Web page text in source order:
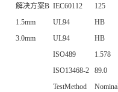
解决方案B IEC60112 125
1.5mm UL94
HB
3.0mm
UL94 HB
ISO489
1.578
ISO13468-2
89.0
TestMethod